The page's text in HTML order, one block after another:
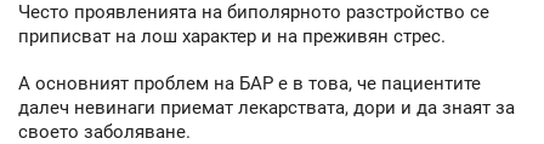
Често проявленията на биполярното разстройство се
приписват на лош характер и на преживян стрес.
А основният проблем на БАР е в това, че пациентите
далеч невинаги приемат лекарствата, дори и да знаят за
своето заболяване.